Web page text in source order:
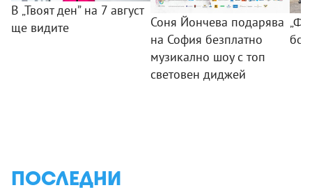
В „Твоят ден” на 7 август
ще видите
Соня Йончева подарява
на София безплатно
музикално шоу с топ
световен диджей
ПОСЛЕДНИ